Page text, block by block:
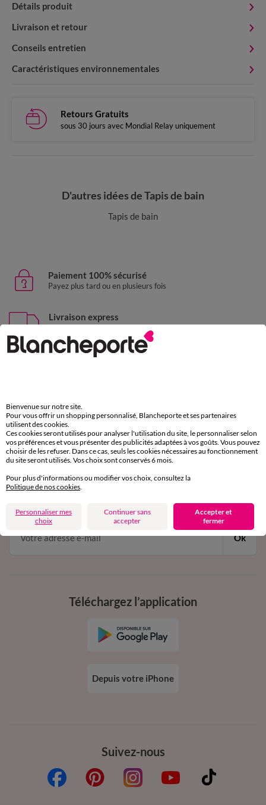
Détails produit
Livraison et retour
Conseils entretien
Caractéristiques environnementales
Retours Gratuits
sous 30 jours avec Mondial Relay uniquement
D'autres idées de Tapis de bain
Tapis de bain
Paiement 100% sécurisé
Payez plus tard ou en plusieurs fois
Livraison express
domicile, relais, consignes automatiques
Retours gratuits
par chat et par téléphone
de 8h00 à 20h00 du lundi au samedi
11€ Offerts
en vous inscrivant à la newsletter
conditions dans votre email de confirmation
Ok
Suivez-nous
Téléchargez l’application
Depuis votre iPhone
Bienvenue sur notre site.
Pour vous offrir un shopping personnalisé, Blancheporte et ses partenaires
utilisent des cookies.
Ces cookies seront utilisés pour analyser l'utilisation du site, le personnaliser selon
vos préférences et vous présenter des publicités adaptées à vos goûts. Vous pouvez
choisir de les refuser. Dans ce cas, seuls les cookies nécessaires au fonctionnement
du site seront utilisés. Vos choix sont conservés 6 mois.
Pour plus d'informations ou modifier vos choix, consultez la
Politique de nos cookies
Personnaliser mes
choix
Continuer sans
accepter
Accepter et
fermer